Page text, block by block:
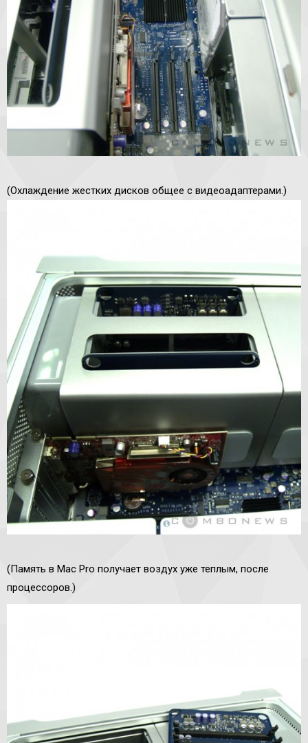
(Охлаждение жестких дисков общее с видеоадаптерами.)
(Память в Mac Pro получает воздух уже теплым, после
процессоров.)